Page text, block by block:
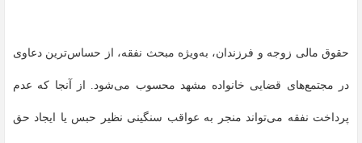
حقوق مالی زوجه و فرزندان، به‌ویژه مبحث نفقه، از حساس‌ترین دعاوی
در مجتمع‌های قضایی خانواده مشهد محسوب می‌شود. از آنجا که عدم
پرداخت نفقه می‌تواند منجر به عواقب سنگینی نظیر حبس یا ایجاد حق